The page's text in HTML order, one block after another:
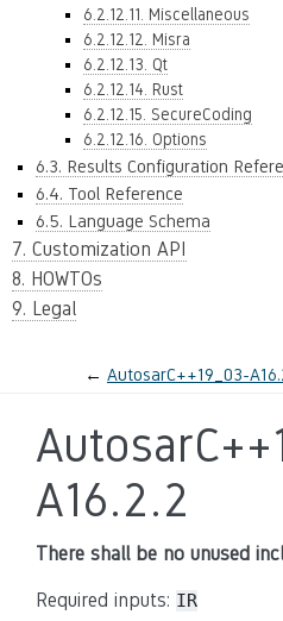
6.2.12.11. Miscellaneous
6.2.12.12. Misra
6.2.12.13. Qt
6.2.12.14. Rust
6.2.12.15. SecureCoding
6.2.12.16. Options
6.3. Results Configuration
6.4. Tool Reference
6.5. Language Schema
7. Customization API
8. HOWTOs
9. Legal
← AutosarC++19_03-
A16.2.2
There shall be no unused
Required inputs: IR